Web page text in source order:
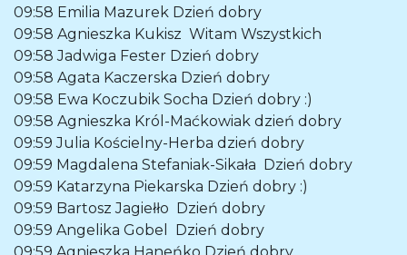
09:58 Emilia Mazurek Dzień dobry
09:58 Agnieszka Kukisz Witam Wszystkich
09:58 Jadwiga Fester Dzień dobry
09:58 Agata Kaczerska Dzień dobry
09:58 Ewa Koczubik Socha Dzień dobry :)
09:58 Agnieszka Król-Maćkowiak dzień dobry
09:59 Julia Kościelny-Herba dzień dobry
09:59 Magdalena Stefaniak-Sikała Dzień dobry
09:59 Katarzyna Piekarska Dzień dobry :)
09:59 Bartosz Jagiełło Dzień dobry
09:59 Angelika Gobel
Dzień dobry